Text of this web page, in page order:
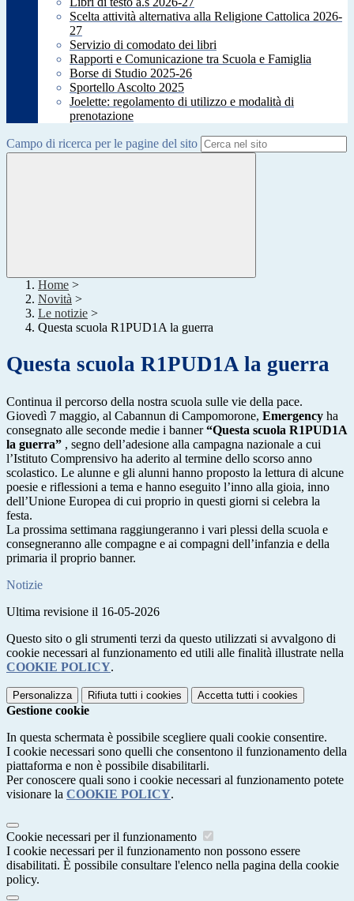
Scelta attività alternativa alla Religione Cattolica 2026-
27
Servizio di comodato dei libri
Rapporti e Comunicazione tra Scuola e Famiglia
Borse di Studio 2025-26
Sportello Ascolto 2025
Joelette: regolamento di utilizzo e modalità di
prenotazione
Campo di ricerca per le pagine del sito
Home >
Novità >
Le notizie >
Questa scuola R1PUD1A la guerra
Questa scuola R1PUD1A la guerra
Continua il percorso della nostra scuola sulle vie della pace.
Giovedì 7 maggio, al Cabannun di Campomorone, Emergency ha
consegnato alle seconde medie i banner“Questa scuola R1PUD1A
la guerra” , segno dell’adesione alla campagna nazionale a cui
l’Istituto Comprensivo ha aderito al termine dello scorso anno
scolastico. Le alunne e gli alunni hanno proposto la lettura di alcune
poesie e riflessioni a tema e hanno eseguito l’inno alla gioia, inno
dell’Unione Europea di cui proprio in questi giorni si celebra la
festa.
La prossima settimana raggiungeranno i vari plessi della scuola e
consegneranno alle compagne e ai compagni dell’infanzia e della
primaria il proprio banner.
Notizie
Ultima revisione il 16-05-2026
Questo sito o gli strumenti terzi da questo utilizzati si avvalgono di
cookie necessari al funzionamento ed utili alle finalità illustrate nella
COOKIE POLICY.
Personalizza Rifiuta tutti i cookies Accetta tutti i cookies
Gestione cookie
In questa schermata è possibile scegliere quali cookie consentire.
I cookie necessari sono quelli che consentono il funzionamento della
piattaforma e non è possibile disabilitarli.
Per conoscere quali sono i cookie necessari al funzionamento potete
visionare la COOKIE POLICY.
Cookie necessari per il funzionamento
I cookie necessari per il funzionamento non possono essere
disabilitati. È possibile consultare l'elenco nella pagina della cookie
policy.